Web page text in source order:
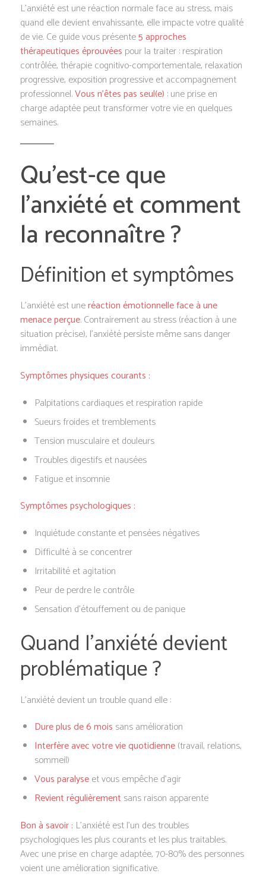
L’anxiété est une réaction normale face au stress, mais
quand elle devient envahissante, elle impacte votre qualité
de vie. Ce guide vous présente5 approches
thérapeutiques éprouvées pour la traiter : respiration
contrôlée, thérapie cognitivo-comportementale, relaxation
progressive, exposition progressive et accompagnement
professionnel.Vous n’êtes pas seul(e) : une prise en
charge adaptée peut transformer votre vie en quelques
semaines.
Qu’est-ce que
l’anxiété et comment
la reconnaître ?
Définition et symptômes
L’anxiété est uneréaction émotionnelle face à une
menace perçue. Contrairement au stress (réaction à une
situation précise), l’anxiété persiste même sans danger
immédiat.
Symptômes physiques courants :
Palpitations cardiaques et respiration rapide
Sueurs froides et tremblements
Tension musculaire et douleurs
Troubles digestifs et nausées
Fatigue et insomnie
Symptômes psychologiques :
Inquiétude constante et pensées négatives
Difficulté à se concentrer
Irritabilité et agitation
Peur de perdre le contrôle
Sensation d’étouffement ou de panique
Quand l’anxiété devient
problématique ?
L’anxiété devient un trouble quand elle :
Dure plus de 6 mois sans amélioration
Interfère avec votre vie quotidienne(travail, relations,
sommeil)
Vous paralyseet vous empêche d’agir
Revient régulièrement sans raison apparente
Bon à savoir : L’anxiété est l’un des troubles
psychologiques les plus courants et les plus traitables.
Avec une prise en charge adaptée, 70-80% des personnes
voient une amélioration significative.